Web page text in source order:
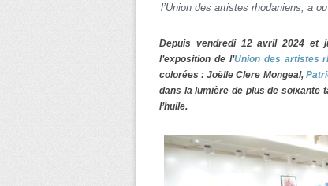
l’Union des artistes rhodaniens, a
Depuis vendredi 12 avril 2024 et
l’exposition de l’Union des artistes
colorées : Joëlle Clere Mongeal,
dans la lumière de plus de soixante
l’huile.